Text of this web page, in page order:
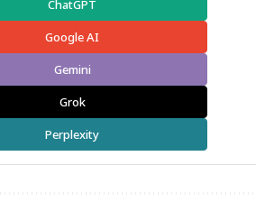
ChatGPT
Google AI
Gemini
Grok
Perplexity